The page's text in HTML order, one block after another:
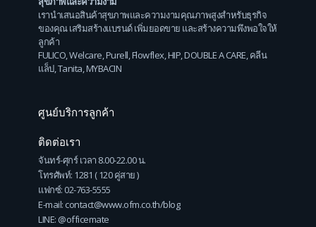
เรานำเสนอสินค้าสุขภาพและความงามคุณภาพสูงสำหรับธุรกิจ
ของคุณ เสริมสร้างแบรนด์ เพิ่มยอดขาย และสร้างความพึงพอใจให้
ลูกค้า
FULICO,Welcare,Purell,Flowflex,HIP,DOUBLE A CARE,คลีน
แล็ป,Tanita,MYBACIN
ศูนย์บริการลูกค้า
ติดต่อเรา
จันทร์-ศุกร์ เวลา 8.00-22.00 น.
โทรศัพท์: 1281 ( 120 คู่สาย )
แฟกซ์: 02-763-5555
E-mail: contact@www.ofm.co.th/blog
LINE: @officemate